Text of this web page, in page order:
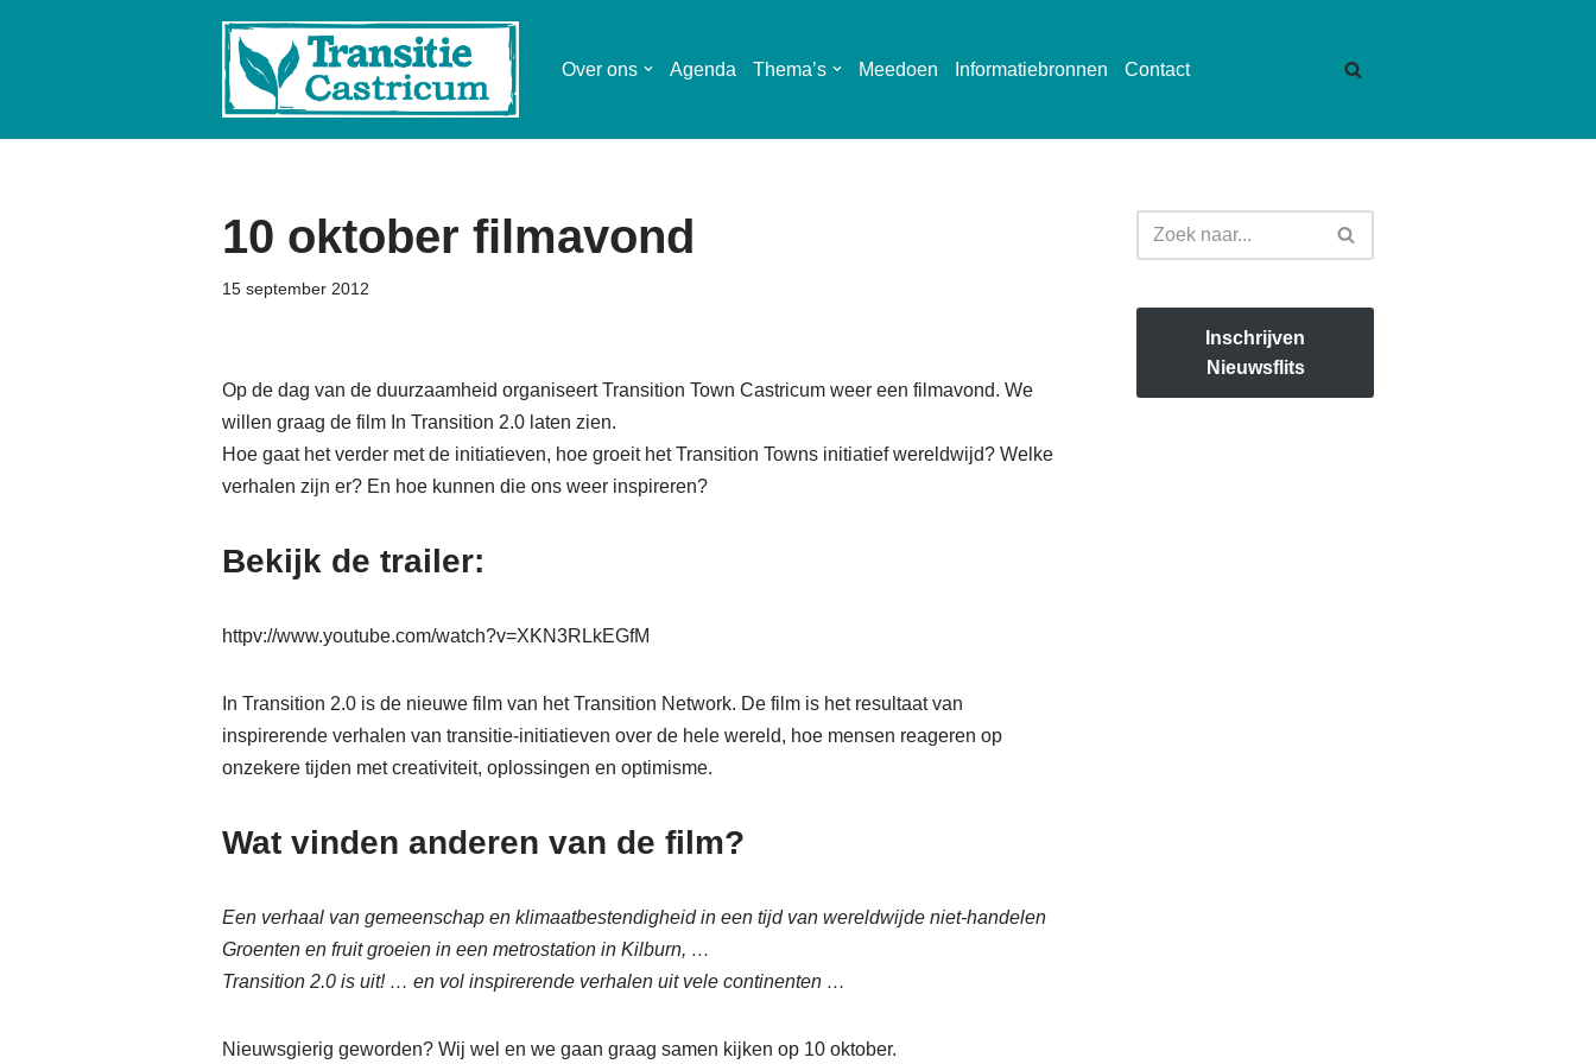
Over ons Agenda Thema’s Meedoen Informatiebronnen Contact
10 oktober filmavond
15 september 2012
Op de dag van de duurzaamheid organiseert Transition Town Castricum weer een filmavond. We
willen graag de film In Transition 2.0 laten zien.
Hoe gaat het verder met de initiatieven, hoe groeit het Transition Towns initiatief wereldwijd? Welke
verhalen zijn er? En hoe kunnen die ons weer inspireren?
Bekijk de trailer:
httpv://www.youtube.com/watch?v=XKN3RLkEGfM
In Transition 2.0 is de nieuwe film van het Transition Network. De film is het resultaat van
inspirerende verhalen van transitie-initiatieven over de hele wereld, hoe mensen reageren op
onzekere tijden met creativiteit, oplossingen en optimisme.
Wat vinden anderen van de film?
Een verhaal van gemeenschap en klimaatbestendigheid in een tijd van wereldwijde niet-handelen
Groenten en fruit groeien in een metrostation in Kilburn, …
Transition 2.0 is uit! … en vol inspirerende verhalen uit vele continenten …
Nieuwsgierig geworden? Wij wel en we gaan graag samen kijken op 10 oktober.
Inschrijven
Nieuwsflits